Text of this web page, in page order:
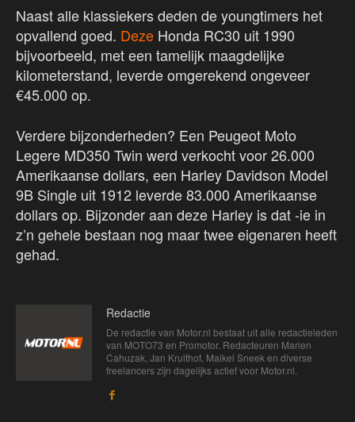
Naast alle klassiekers deden de youngtimers het
opvallend goed. Deze Honda RC30 uit 1990
bijvoorbeeld, met een tamelijk maagdelijke
kilometerstand, leverde omgerekend ongeveer
€45.000 op.
Verdere bijzonderheden? Een Peugeot Moto
Legere MD350 Twin werd verkocht voor 26.000
Amerikaanse dollars, een Harley Davidson Model
9B Single uit 1912 leverde 83.000 Amerikaanse
dollars op. Bijzonder aan deze Harley is dat -ie in
z’n gehele bestaan nog maar twee eigenaren heeft
gehad.
Redactie
De redactie van Motor.nl bestaat uit alle redactieleden
van MOTO73 en Promotor. Redacteuren Marien
Cahuzak, Jan Kruithof, Maikel Sneek en diverse
freelancers zijn dagelijks actief voor Motor.nl.